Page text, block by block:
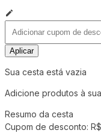
Aplicar
Sua cesta está vazia
Adicione produtos à
Resumo da cesta
Cupom de desconto: